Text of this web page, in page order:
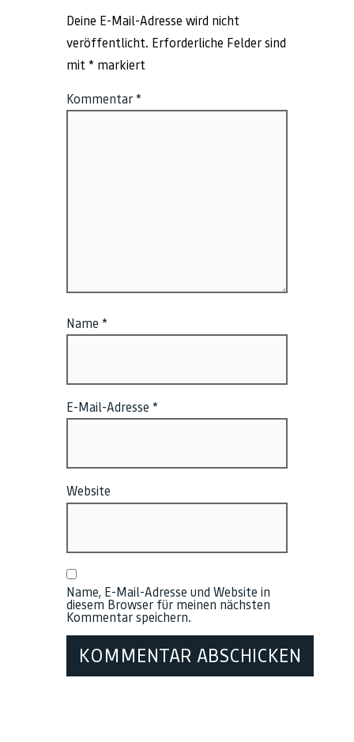
Deine E-Mail-Adresse wird nicht
veröffentlicht. Erforderliche Felder sind
mit * markiert
Kommentar *
Name *
E-Mail-Adresse *
Website
Name, E-Mail-Adresse und Website in
diesem Browser für meinen nächsten
Kommentar speichern.